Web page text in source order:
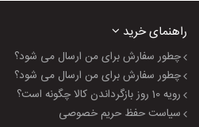
راهنمای خرید
چطور سفارش برای من ارسال می شود؟
چطور سفارش برای من ارسال می شود؟
رویه 10 روز بازگرداندن کالا چگونه است؟
سیاست حفظ حریم خصوصی